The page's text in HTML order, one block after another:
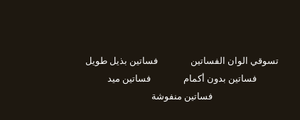
تسوقي الوان الفساتين
فساتين بذيل طويل
فساتين بدون أكمام
فساتين ميد
فساتين منفوشة